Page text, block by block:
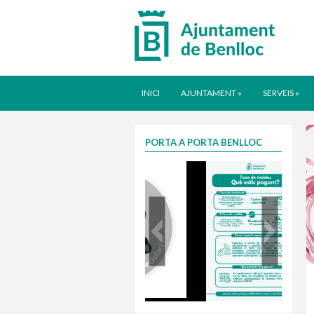
INICI AJUNTAMENT » SERVEIS »
PORTA A PORTA BENLLOC